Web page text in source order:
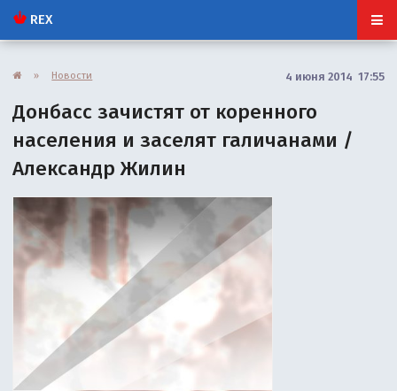
REX
» Новости 4 июня 2014 17:55
Донбасс зачистят от коренного
населения и заселят галичанами /
Александр Жилин